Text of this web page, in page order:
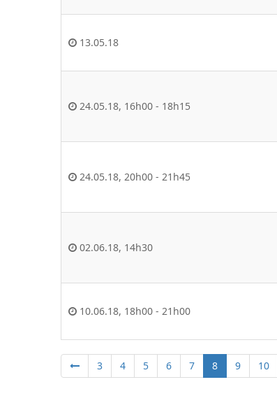
13.05.18
24.05.18, 16h00 - 18h15
24.05.18, 20h00 - 21h45
02.06.18, 14h30
10.06.18, 18h00 - 21h00
3 4 5 6 7 8 9 10